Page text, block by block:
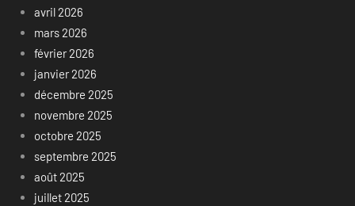
avril 2026
mars 2026
février 2026
janvier 2026
décembre 2025
novembre 2025
octobre 2025
septembre 2025
août 2025
juillet 2025